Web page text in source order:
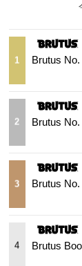
1 Brutus
2 Brutus
3 Brutus
4 Brutus